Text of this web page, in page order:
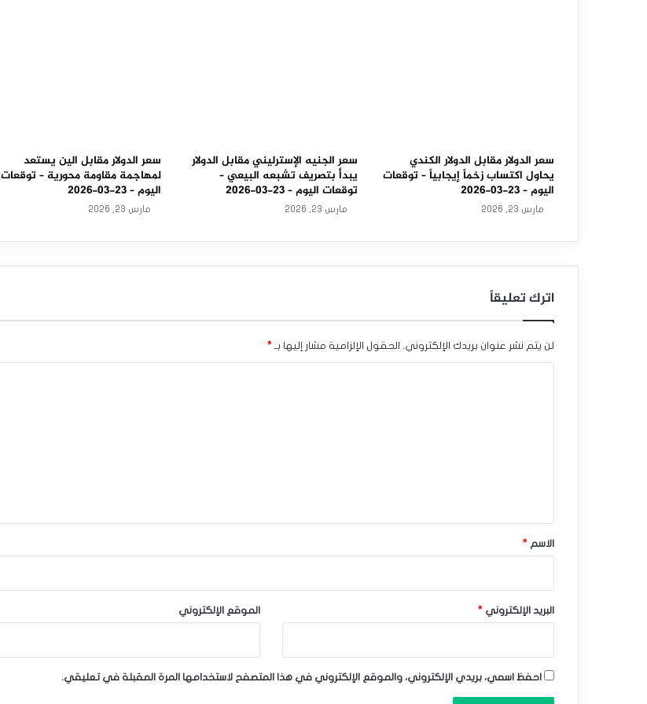
ا
ل
ف
ر
ن
ك
م
ح
ش
ا
ر
ا
ت
ا
سعر الدولار مقابل الدولار الكندي
يحاول اكتساب زخماً إيجابياً – توقعات
اليوم – 23-03-2026
مارس 23, 2026
سعر الجنيه الإسترليني مقابل الدولار
يبدأ بتصريف تشبعه البيعي –
توقعات اليوم – 23-03-2026
مارس 23, 2026
سعر الدولار مقابل الين يستعد
لمهاجمة مقاومة محورية – توقعات
اليوم – 23-03-2026
مارس 23, 2026
اترك تعليقاً
لن يتم نشر عنوان بريدك الإلكتروني. الحقول الإلزامية مشار إليها بـ *
*الاسم *
البريد الإلكتروني * الموقع الإلكتروني
احفظ اسمي، بريدي الإلكتروني، والموقع الإلكتروني في هذا المتصفح لاستخدامها المرة المقبلة في تعليقي.